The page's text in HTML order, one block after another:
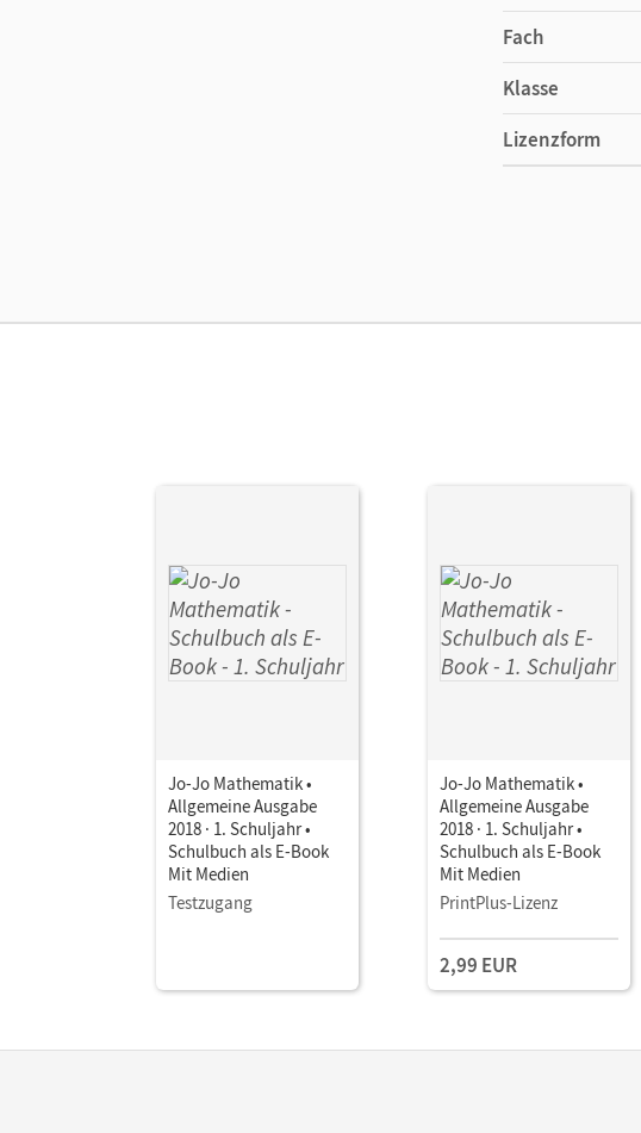
Fach
Klasse
Lizenzform
Jo-Jo Mathematik •
Allgemeine Ausgabe
2018 · 1. Schuljahr •
Schulbuch als E-Book
Mit Medien
Testzugang
Jo-Jo Mathematik •
Allgemeine Ausgabe
2018 · 1. Schuljahr •
Schulbuch als E-Book
Mit Medien
PrintPlus-Lizenz
2,99 EUR